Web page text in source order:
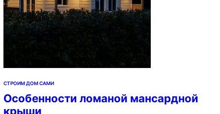
СТРОИМ ДОМ САМИ
Особенности ломаной мансардной
крыши